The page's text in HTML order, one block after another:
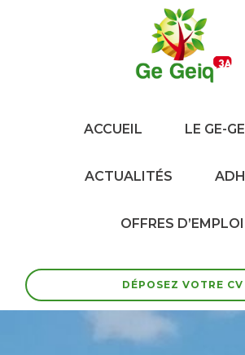
ACCUEIL LE GE-
ACTUALITÉS
OFFRES D’EMPLOI
DÉPOSEZ VOTRE CV